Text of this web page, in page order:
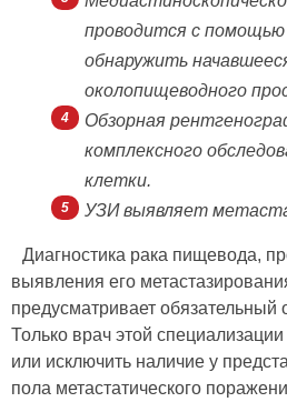
проводится с помощью
обнаружить
околопищеводного
Обзорная
комплексного
клетки.
УЗИ выявляет
Диагностика рака пищевода,
выявления его
предусматривает обязательный
Только врач этой
или исключить наличие у
пола метастатического